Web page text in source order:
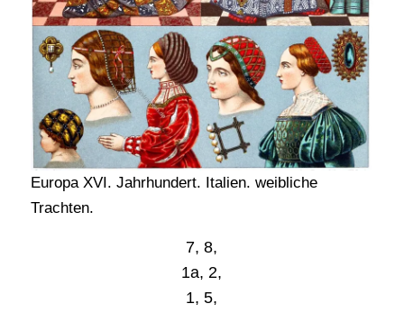
Europa XVI. Jahrhundert. Italien. weibliche
Trachten.
7, 8,
1a, 2,
1, 5,